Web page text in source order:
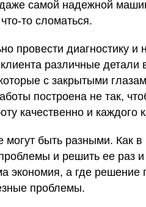
самой надежной
то сломаться.
провести диагностику
клиента различные
с закрытыми
построена не так,
качественно и каждого
быть разными. Как
и решить ее
экономия, а где
проблемы.